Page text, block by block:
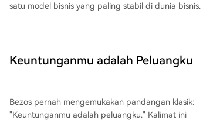
satu model bisnis yang paling stabil di dunia bisnis.
Keuntunganmu adalah Peluangku
Bezos pernah mengemukakan pandangan klasik:
"Keuntunganmu adalah peluangku." Kalimat ini